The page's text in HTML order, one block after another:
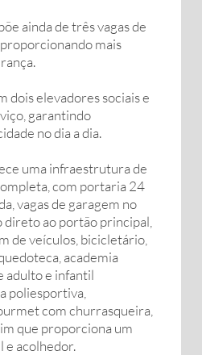
ainda de três vagas de
mais
dois elevadores sociais e
garantindo
no dia a dia.
uma infraestrutura de
com portaria 24
vagas de garagem no
direto ao portão principal,
de veículos, bicicletário,
academia
adulto e infantil
poliesportiva,
com churrasqueira,
que proporciona um
e acolhedor.